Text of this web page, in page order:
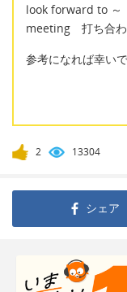
look forward to ～
meeting 打ち合
参考になれば幸いで
2 13304
シェア